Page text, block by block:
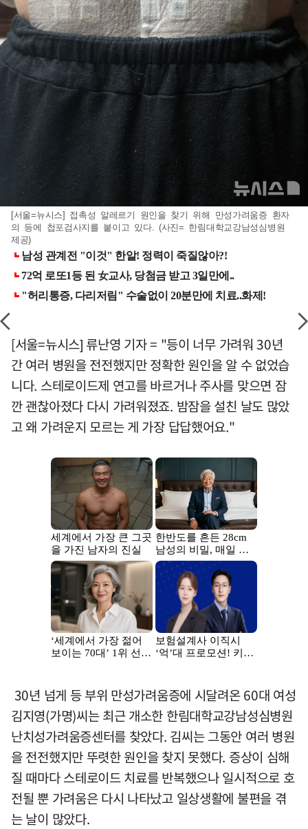
[서울=뉴시스] 접촉성 알레르기 원인을 찾기 위해 만성가려움증 환자
의 등에 첩포검사지를 붙이고 있다. (사진= 한림대학교강남성심병원
제공)
[서울=뉴시스] 류난영 기자 = "등이 너무 가려워 30년
간 여러 병원을 전전했지만 정확한 원인을 알 수 없었습
니다. 스테로이드제 연고를 바르거나 주사를 맞으면 잠
깐 괜찮아졌다 다시 가려워졌죠. 밤잠을 설친 날도 많았
고 왜 가려운지 모르는 게 가장 답답했어요."
30년 넘게 등 부위 만성가려움증에 시달려온 60대 여성
김지영(가명)씨는 최근 개소한 한림대학교강남성심병원
난치성가려움증센터를 찾았다. 김씨는 그동안 여러 병원
을 전전했지만 뚜렷한 원인을 찾지 못했다. 증상이 심해
질 때마다 스테로이드 치료를 반복했으나 일시적으로 호
전될 뿐 가려움은 다시 나타났고 일상생활에 불편을 겪
는 날이 많았다.